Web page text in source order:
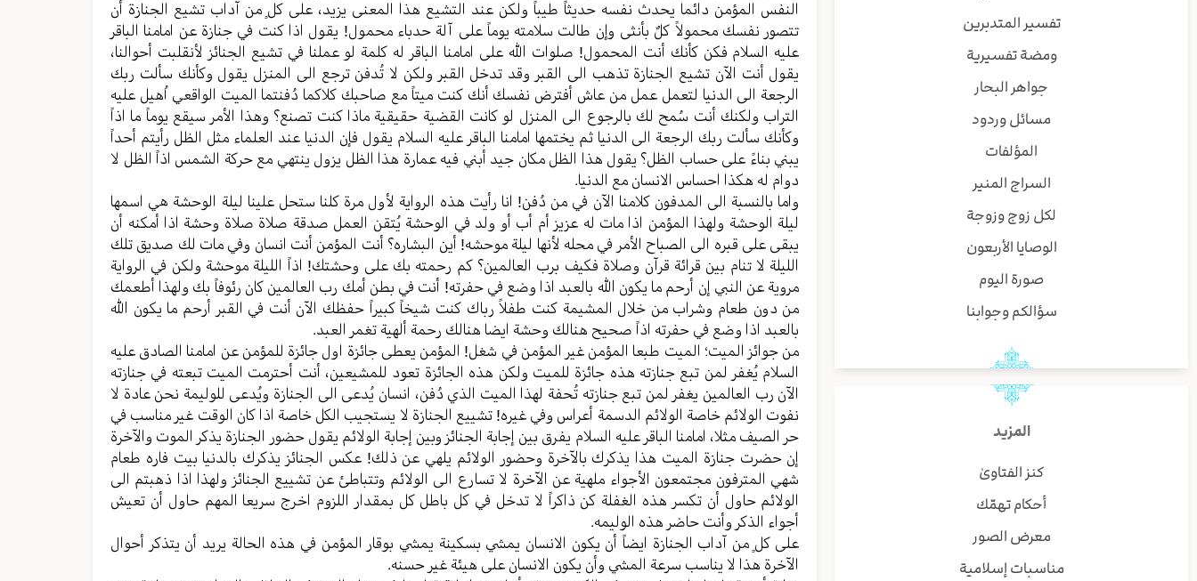
تفسير المتدبرين
ومضة تفسيرية
جواهر البحار
مسائل وردود
المؤلفات
السراج المنير
لكل زوج وزوجة
الوصايا الأربعون
صورة اليوم
سؤالكم وجوابنا
المزيد
كنز الفتاوىٰ
أحكام تهمّك
معرض الصور
مناسبات إسلامية
النفس المؤمن دائما یحدث نفسه حدیثاً طیباً ولکن عند التشیع هذا المعنی یزید، علی کلٍ من آداب تشیع الجنازة أن
تتصور نفسك محمولاً کلٌ بأنثی وإن طالت سلامته یوماً علی آلة حدباء محمول! یقول اذا کنت في جنازة عن امامنا الباقر
علیه السلام فکن کأنك أنت المحمول! صلوات الله علی امامنا الباقر له کلمة لو عملنا في تشیع الجنائز لأنقلبت أحوالنا،
یقول أنت الآن تشیع الجنازة تذهب الی القبر وقد تدخل القبر ولکن لا تُدفن ترجع الی المنزل یقول وکأنك سألت ربك
الرجعة الی الدنیا لتعمل عمل من عاش أفترض نفسك أنك كنت میتاً مع صاحبك کلاکما دُفنتما المیت الواقعي اُهیل علیه
التراب ولکنك أنت سُمح لك بالرجوع الی المنزل لو کانت القضیة حقیقیة ماذا کنت تصنع؟ وهذا الأمر سیقع یوماً ما اذاً
وکأنك سألت ربك الرجعة الی الدنیا ثم یختمها امامنا الباقر علیه السلام یقول فإن الدنیا عند العلماء مثل الظل رأيتم أحداً
یبني بناءً علی حساب الظل؟ یقول هذا الظل مکان جید أبني فيه عمارة هذا الظل یزول ینتهي مع حركة الشمس اذاً الظل لا
دوام له هکذا احساس الانسان مع الدنیا.
واما بالنسبة الی المدفون کلامنا الآن في من دُفن! انا رأيت هذه الروایة لأول مرة کلنا ستحل علینا لیلة الوحشة هي اسمها
لیلة الوحشة ولهذا المؤمن اذا مات له عزیز أم أب أو ولد في الوحشة یُتقن العمل صدقة صلاة صلاة وحشة اذا أمكنه أن
یبقی علی قبره الی الصباح الأمر في محله لأنها لیلة موحشه! أين البشاره؟ أنت المؤمن أنت انسان وفي مات لك صدیق تلك
اللیلة لا تنام بین قرائة قرآن وصلاة فکیف برب العالمین؟ کم رحمته بك علی وحشتك! اذاً اللیلة موحشة ولكن في الروایة
مرویة عن النبي إن أرحم ما یکون الله بالعبد اذا وضع في حفرته! أنت في بطن أمك رب العالمین کان رئوفاً بك ولهذا أطعمك
من دون طعام وشراب من خلال المشیمة كنت طفلاً رباك کنت شیخاً کبیراً حفظك الآن أنت في القبر أرحم ما یکون الله
بالعبد اذا وضع في حفرته اذاً صحیح هنالك وحشة ایضا هنالك رحمة ألهية تغمر العبد.
من جوائز المیت؛ المیت طبعا المؤمن غیر المؤمن في شغل! المؤمن یعطی جائزة اول جائزة للمؤمن عن امامنا الصادق علیه
السلام یُغفر لمن تبع جنازته هذه جائزة للمیت ولکن هذه الجائزة تعود للمشیعین، أنت أحترمت المیت تبعته في جنازته
الآن رب العالمین یغفر لمن تبع جنازته تُحفة لهذا المیت الذي دُفن، انسان یُدعی الی الجنازة ویُدعی للولیمة نحن عادة لا
نفوت الولائم خاصة الولائم الدسمة أعراس وفي غیره! تشییع الجنازة لا یستجیب الکل خاصة اذا کان الوقت غیر مناسب في
حر الصیف مثلا، امامنا الباقر علیه السلام یفرق بین إجابة الجنائز وبین إجابة الولائم یقول حضور الجنازة یذکر الموت والآخرة
إن حضرت جنازة المیت هذا یذکرك بالآخرة وحضور الولائم یلهي عن ذلك! عکس الجنائز یذکرك بالدنیا بیت فاره طعام
شهي المترفون مجتمعون الأجواء ملهیة عن الآخرة لا تسارع الی الولائم وتتباطئ عن تشییع الجنائز ولهذا اذا ذهبتم الی
الولائم حاول أن تکسر هذه الغفلة کن ذاکراً لا تدخل في کل باطل کل بمقدار اللزوم اخرج سریعا المهم حاول أن تعیش
أجواء الذکر وأنت حاضر هذه الولیمه.
علی کلٍ من آداب الجنازة ایضاً أن یکون الانسان یمشي بسکینة یمشي بوقار المؤمن في هذه الحالة یرید أن یتذکر أحوال
الآخرة هذا لا یناسب سرعة المشي وأن یکون الانسان علی هیئة غیر حسنه.